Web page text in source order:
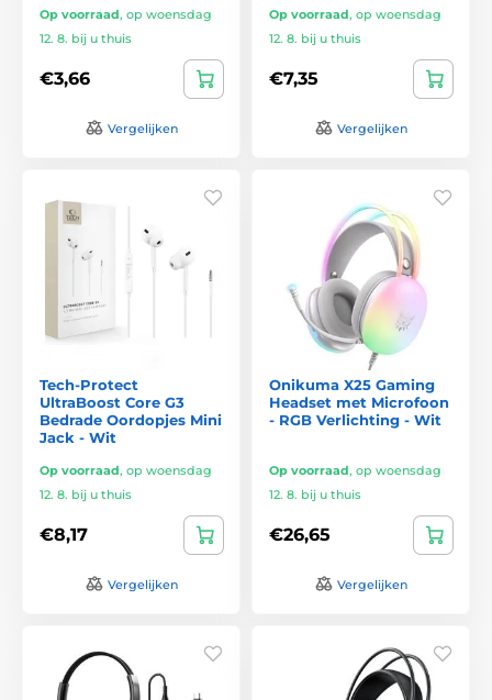
Op voorraad, op woensdag
12. 8. bij u thuis
€3,66
Vergelijken
Op voorraad, op woensdag
12. 8. bij u thuis
€7,35
Vergelijken
Tech-Protect
UltraBoost Core G3
Bedrade Oordopjes Mini
Jack - Wit
Op voorraad, op woensdag
12. 8. bij u thuis
€8,17
Vergelijken
Onikuma X25 Gaming
Headset met Microfoon
- RGB Verlichting - Wit
Op voorraad, op woensdag
12. 8. bij u thuis
€26,65
Vergelijken